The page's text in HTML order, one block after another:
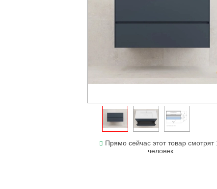
Прямо сейчас этот товар смотрят
человек.